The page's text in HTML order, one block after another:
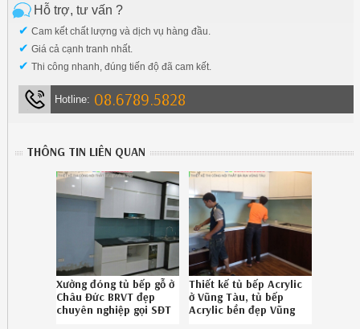
Hỗ trợ, tư vấn ?
✔ Cam kết chất lượng và dịch vụ hàng đầu.
✔ Giá cả cạnh tranh nhất.
✔ Thi công nhanh, đúng tiến độ đã cam kết.
Hotline: 08.6789.5828
THÔNG TIN LIÊN QUAN
Xưởng đóng tủ bếp gỗ ở
Châu Đức BRVT đẹp
chuyên nghiệp gọi SĐT
Thiết kế tủ bếp Acrylic
ở Vũng Tàu, tủ bếp
Acrylic bền đẹp Vũng